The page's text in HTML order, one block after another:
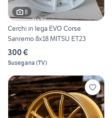
8
Cerchi in lega EVO Corse
Sanremo 8x18 MITSU ET23
300 €
Susegana (TV)